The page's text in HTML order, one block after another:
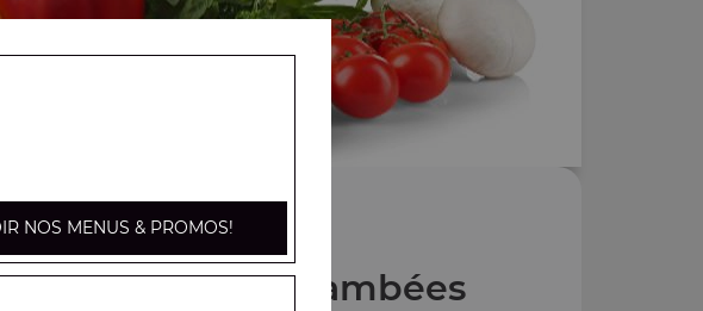
Nos Tartes flambées
NOS MENUS & PROMOS!